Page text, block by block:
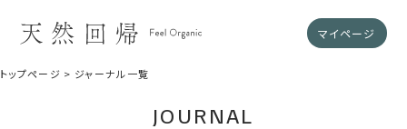
マイページ
トップページ ジャーナル一覧
JOURNAL